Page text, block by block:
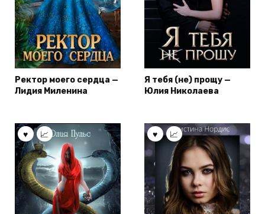
Ректор моего сердца —
Лидия Миленина
Я тебя (не) прощу —
Юлия Николаева